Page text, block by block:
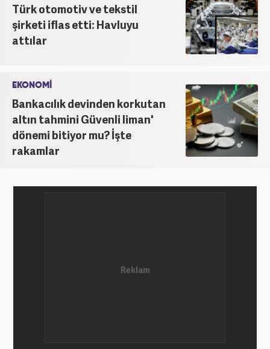
Türk otomotiv ve tekstil
şirketi iflas etti: Havluyu
attılar
EKONOMİ
Bankacılık devinden korkutan
altın tahmini Güvenli liman'
dönemi bitiyor mu? İşte
rakamlar